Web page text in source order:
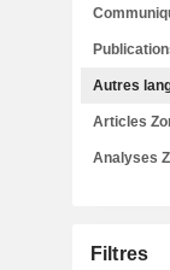
Autres
Articles
Analyses
Filtres